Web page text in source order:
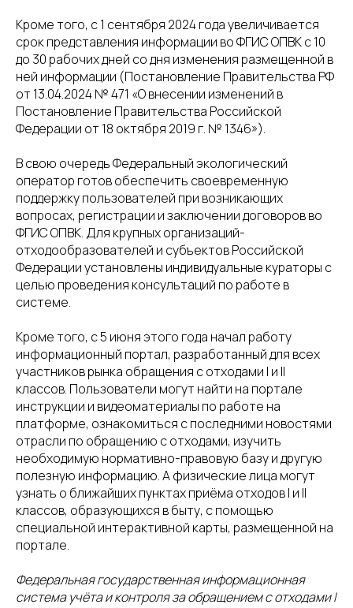
Кроме того, с 1 сентября 2024 года увеличивается
срок представления информации во ФГИС ОПВК с 10
до 30 рабочих дней со дня изменения размещенной в
ней информации (Постановление Правительства РФ
от 13.04.2024 № 471 «О внесении изменений в
Постановление Правительства Российской
Федерации от 18 октября 2019 г. № 1346»).
В свою очередь Федеральный экологический
оператор готов обеспечить своевременную
поддержку пользователей при возникающих
вопросах, регистрации и заключении договоров во
ФГИС ОПВК. Для крупных организаций-
отходообразователей и субъектов Российской
Федерации установлены индивидуальные кураторы с
целью проведения консультаций по работе в
системе.
Кроме того, с 5 июня этого года начал работу
информационный портал, разработанный для всех
участников рынка обращения с отходами I и II
классов. Пользователи могут найти на портале
инструкции и видеоматериалы по работе на
платформе, ознакомиться с последними новостями
отрасли по обращению с отходами, изучить
необходимую нормативно-правовую базу и другую
полезную информацию. А физические лица могут
узнать о ближайших пунктах приёма отходов I и II
классов, образующихся в быту, с помощью
специальной интерактивной карты, размещенной на
портале.
Федеральная государственная информационная
система учёта и контроля за обращением с отходами I